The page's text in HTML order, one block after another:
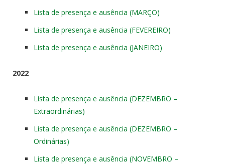
Lista de presença e ausência (MARÇO)
Lista de presença e ausência (FEVEREIRO)
Lista de presença e ausência (JANEIRO)
2022
Lista de presença e ausência (DEZEMBRO –
Extraordinárias)
Lista de presença e ausência (DEZEMBRO –
Ordinárias)
Lista de presença e ausência (NOVEMBRO –